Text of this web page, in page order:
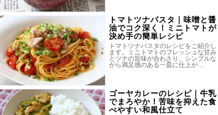
トマトツナパスタ｜味噌と醤
油でコク深く！ミニトマトが
決め手の簡単レシピ
トマトツナパスタのレシピをご紹介し
ます。ミニトマトのフレッシュな甘み
とツナの旨味が合わさり、シンプルな
がら満足感のある一皿に仕上が…
ゴーヤカレーのレシピ｜牛乳
でまろやか！苦味を抑えた食
べやすい和風仕立て